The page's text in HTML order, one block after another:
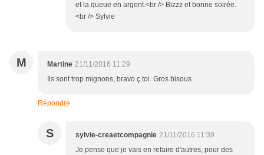
et la queue en argent.<br /> Bizzz et bonne soirée.
<br /> Sylvie
M Martine 21/11/2016 11:29
Ils sont trop mignons, bravo ç toi. Gros bisous
Répondre
S sylvie-creaetcompagnie 21/11/2016 11:39
Je pense que je vais en refaire d'autres, pour des